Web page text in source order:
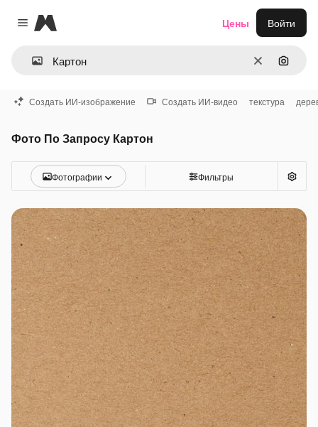
Close menu
Magnific
ОчиститьПоиск
Цены Войти
Создать ИИ-изображение Создать ИИ-видео текстура
Фото По Запросу Картон
Фотографии Фильтры